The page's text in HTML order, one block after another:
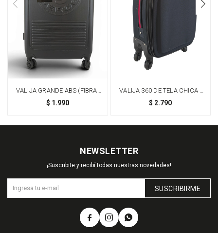
VALIJA GRANDE ABS (FIBRA)
DE 28" - NEGRO
$ 1.990
VALIJA 360 DE TELA CHICA -
NEGRO
$ 2.790
NEWSLETTER
¡Suscribite y recibí todas nuestras novedades!
SUSCRIBIRME
  